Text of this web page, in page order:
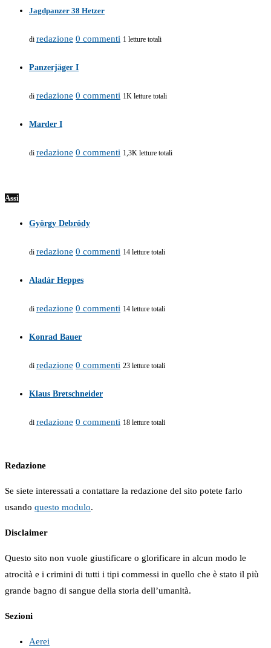
Jagdpanzer 38 Hetzer
di redazione 0 commenti 1 letture totali
Panzerjäger I
di redazione 0 commenti 1K letture totali
Marder I
di redazione 0 commenti 1,3K letture totali
Assi
György Debrödy
di redazione 0 commenti 14 letture totali
Aladár Heppes
di redazione 0 commenti 14 letture totali
Konrad Bauer
di redazione 0 commenti 23 letture totali
Klaus Bretschneider
di redazione 0 commenti 18 letture totali
Redazione
Se siete interessati a contattare la redazione del sito potete farlo
usando questo modulo.
Disclaimer
Questo sito non vuole giustificare o glorificare in alcun modo le
atrocità e i crimini di tutti i tipi commessi in quello che è stato il più
grande bagno di sangue della storia dell’umanità.
Sezioni
Aerei